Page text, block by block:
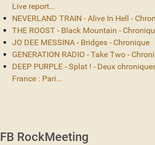
Live report...
NEVERLAND TRAIN - Alive In Hell -
THE ROOST - Black Mountain -
JO DEE MESSINA - Bridges - Chronique
GENERATION RADIO - Take Two -
DEEP PURPLE - Splat ! - Deux
France : Pari...
FB RockMeeting